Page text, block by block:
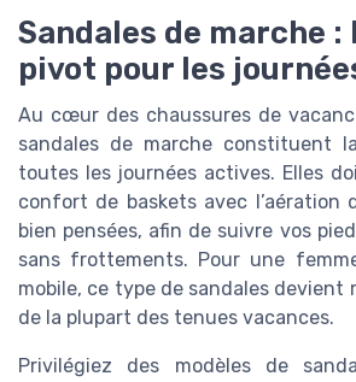
Sandales de marche :
pivot pour les
Au cœur des chaussures de
sandales de marche constituent
toutes les journées actives. Elles
confort de baskets avec l’aération
bien pensées, afin de suivre vos
sans frottements. Pour une
mobile, ce type de sandales devient
de la plupart des tenues vacances.
Privilégiez des modèles de